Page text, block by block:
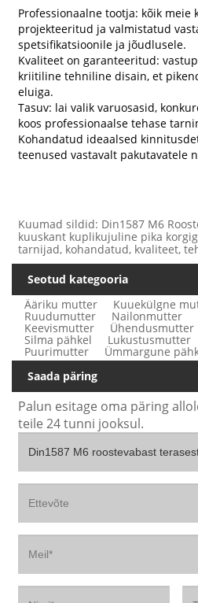
Professionaalne tootja: kõik
projekteeritud ja valmistatud
spetsifikatsioonile ja jõudlusele.
Kvaliteet on garanteeritud:
kriitiline tehniline disain, et
eluiga.
Tasuv: lai valik varuosasid,
koos professionaalse tehase
Kohandatud ideaalsed
teenused vastavalt pakutavatele
Kuumad sildid: Din1587 M6
kuuskant kuplikujuline pika
tarnijad, kohandatud, kvaliteet,
Seotud kategooria
Ääriku mutter
Kuuekülgne
Ruudumutter Nailonmutter
Keevismutter Ühendusmutter
Silma pähkel Lukustusmutter
Puurimutter Ümmargune
Saada päring
Palun esitage oma päring
teile 24 tunni jooksul.